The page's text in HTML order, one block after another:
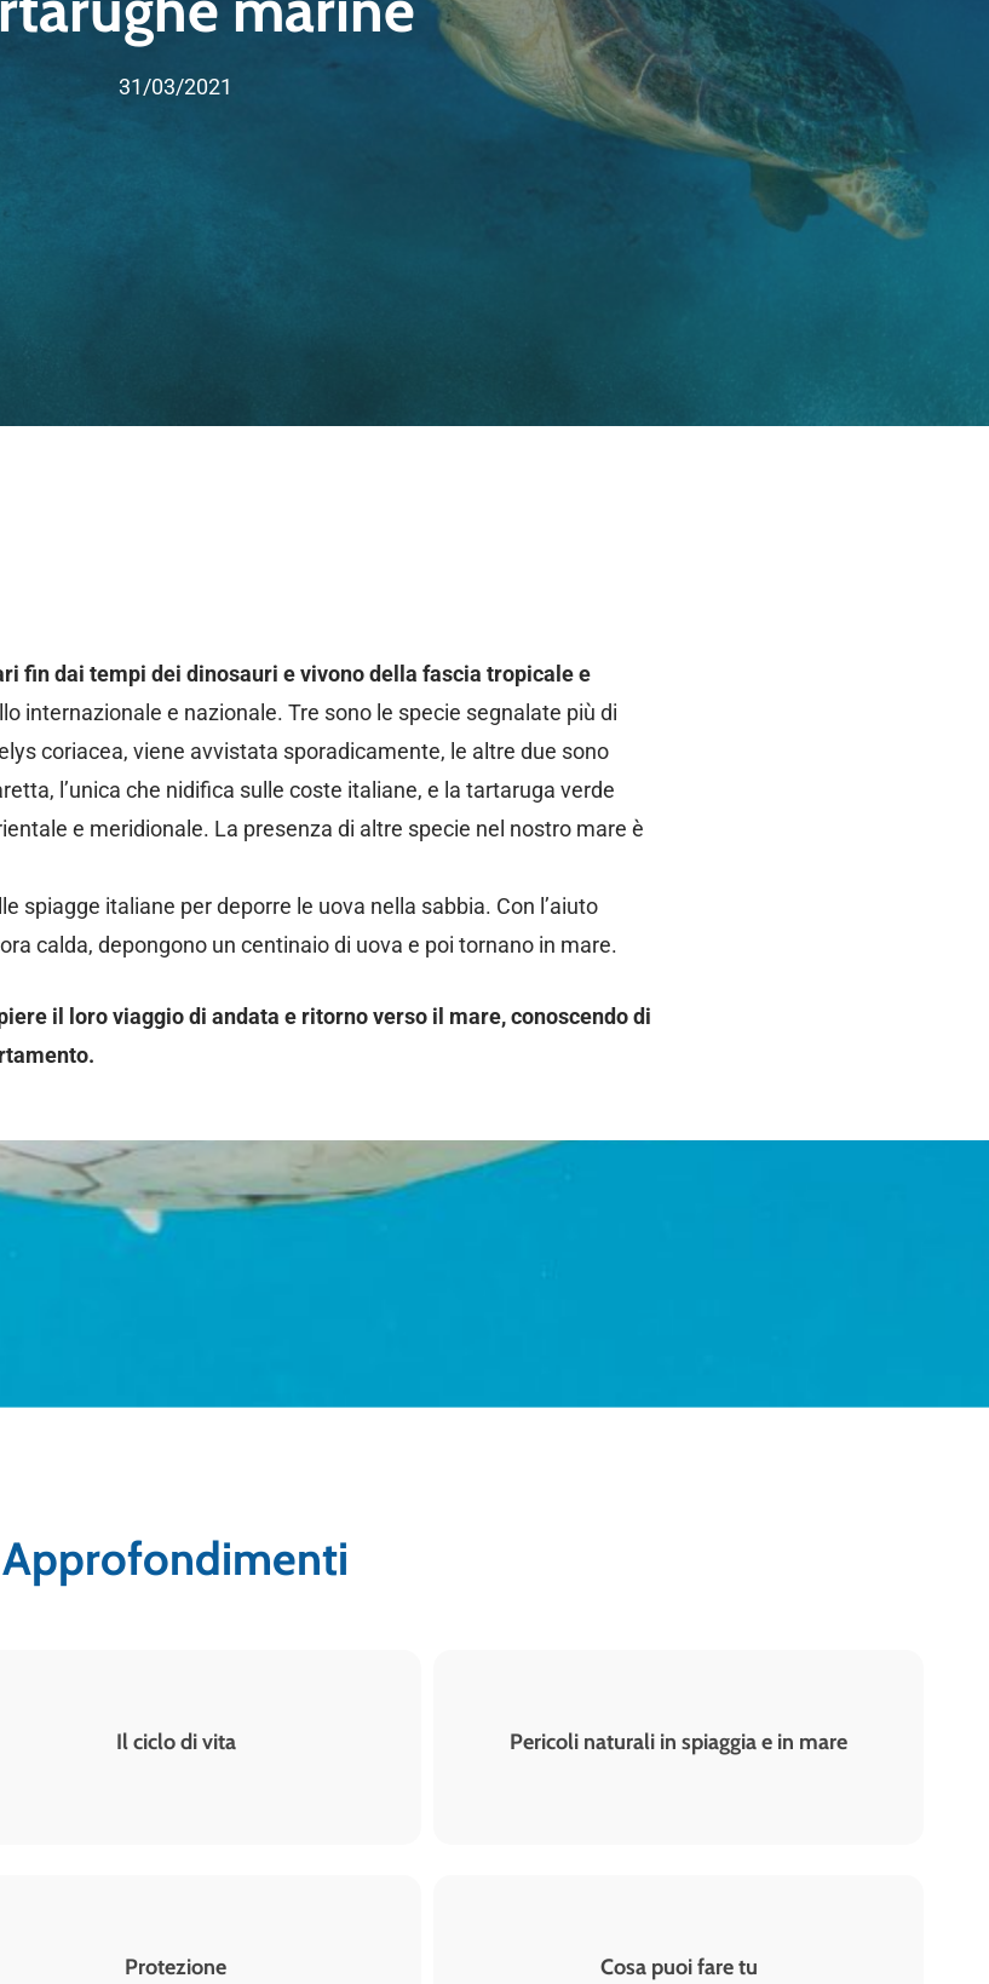
31/03/2021
fin dai tempi dei dinosauri e vivono della fascia tropicale e
internazionale e nazionale. Tre sono le specie segnalate più di
coriacea, viene avvistata sporadicamente, le altre due sono
l’unica che nidifica sulle coste italiane, e la tartaruga verde
e meridionale. La presenza di altre specie nel nostro mare è
spiagge italiane per deporre le uova nella sabbia. Con l’aiuto
calda, depongono un centinaio di uova e poi tornano in mare.
il loro viaggio di andata e ritorno verso il mare, conoscendo di
Approfondimenti
Il ciclo di vita Pericoli naturali in spiaggia e in mare
Protezione Cosa puoi fare tu